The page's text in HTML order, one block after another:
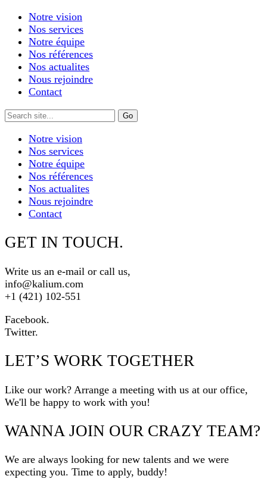
Notre vision
Nos services
Notre équipe
Nos références
Nos actualites
Nous rejoindre
Contact
Notre vision
Nos services
Notre équipe
Nos références
Nos actualites
Nous rejoindre
Contact
GET IN TOUCH.
Write us an e-mail or call us,
info@kalium.com
+1 (421) 102-551
Facebook.
Twitter.
LET’S WORK TOGETHER
Like our work? Arrange a meeting with us at our office,
We'll be happy to work with you!
WANNA JOIN OUR CRAZY TEAM?
We are always looking for new talents and we were
expecting you. Time to apply, buddy!